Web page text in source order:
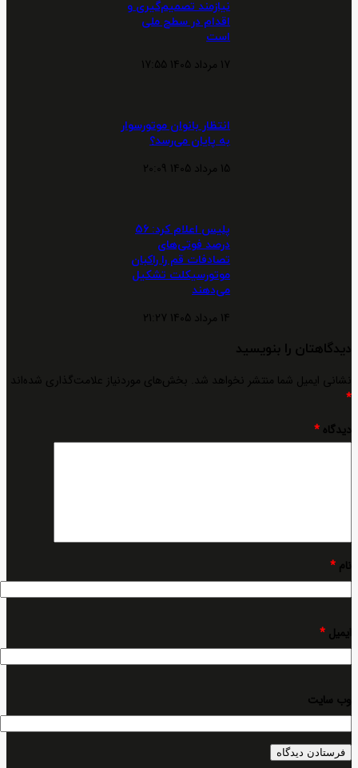
نیازمند تصمیم‌گیری و
اقدام در سطح ملی
است
17 مرداد 1405 17:55
انتظار بانوان موتورسوار
به پایان می‌رسد؟
15 مرداد 1405 20:09
پلیس اعلام کرد: 56
درصد فوتی‌های
تصادفات قم را راکبان
موتورسیکلت تشکیل
می‌دهند
14 مرداد 1405 21:27
دیدگاهتان را بنویسید
نشانی ایمیل شما منتشر نخواهد شد. بخش‌های موردنیاز علامت‌گذاری شده‌اند
*
دیدگاه *
نام *
ایمیل *
وب‌ سایت